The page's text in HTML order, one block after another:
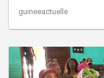
guineeactuelle